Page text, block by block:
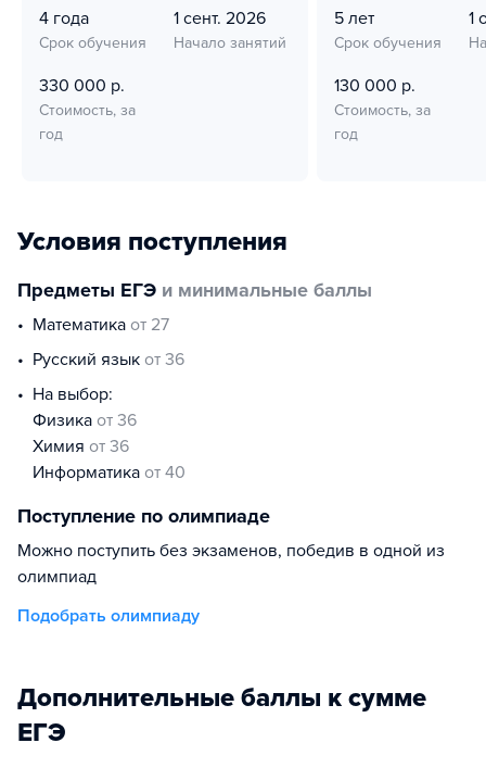
4 года
Срок обучения
1 сент. 2026
Начало занятий
330 000 р.
Стоимость, за
год
5 лет
Срок обучения
1
130 000 р.
Стоимость, за
год
Условия поступления
Предметы ЕГЭ и минимальные баллы
математика от 27
русский язык от 36
На выбор:
физика от 36
химия от 36
информатика от 40
Поступление по олимпиаде
Можно поступить без экзаменов, победив в одной из
олимпиад
Подобрать олимпиаду
Дополнительные баллы к сумме
ЕГЭ